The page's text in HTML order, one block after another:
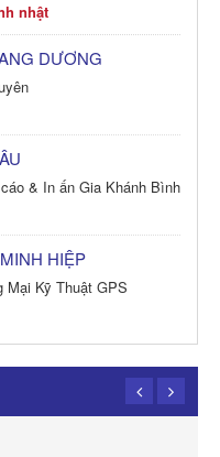
nhật
DƯƠNG
& In ấn Gia Khánh Bình
HIỆP
Mại Kỹ Thuật GPS
Sống Hạnh Phúc